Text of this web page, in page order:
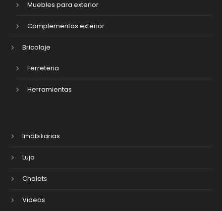
Muebles para exterior
Complementos exterior
Bricolaje
Ferreteria
Herramientas
Imobiliarias
Lujo
Chalets
Videos